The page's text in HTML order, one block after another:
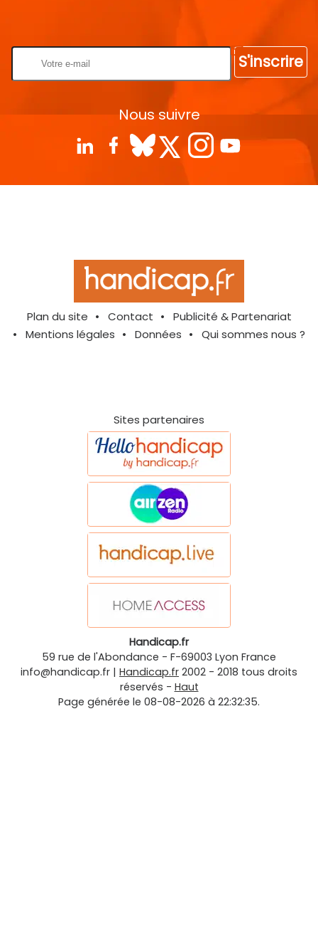
S'inscrire
Nous suivre
Plan du site Contact
Publicité & Partenariat
Mentions légales
Données Qui sommes nous ?
Sites partenaires
Handicap.fr
59 rue de l'Abondance - F-69003 Lyon France
info@handicap.fr | Handicap.fr 2002 - 2018 tous droits
réservés - Haut
Page générée le 08-08-2026 à 22:32:35.